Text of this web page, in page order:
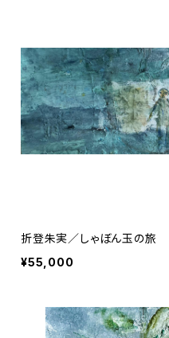
折登朱実／しゃぼん玉の旅
¥55,000